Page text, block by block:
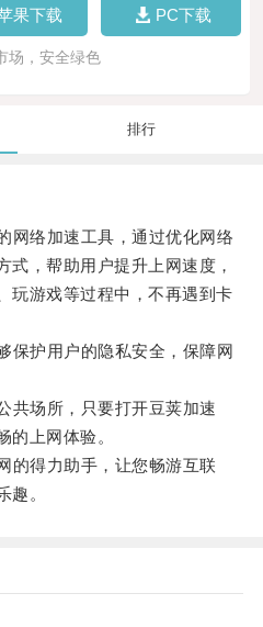
果下载 PC下载
场，安全绿色
排行
络加速工具，通过优化网络
式，帮助用户提升上网速度，
玩游戏等过程中，不再遇到卡
护用户的隐私安全，保障网
场所，只要打开豆荚加速
的上网体验。
得力助手，让您畅游互联
趣。